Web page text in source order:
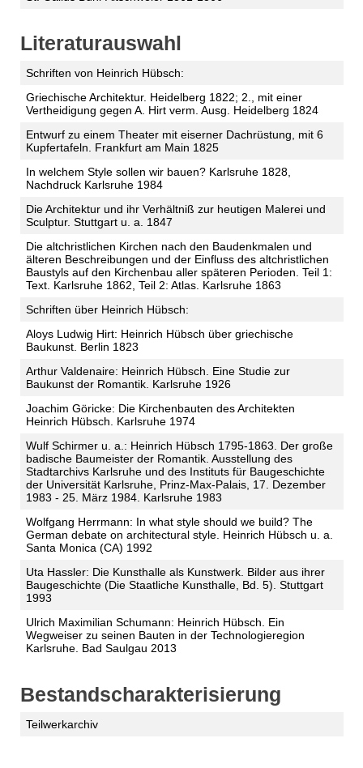
Literaturauswahl
Schriften von Heinrich Hübsch:
Griechische Architektur. Heidelberg 1822; 2., mit einer
Vertheidigung gegen A. Hirt verm. Ausg. Heidelberg 1824
Entwurf zu einem Theater mit eiserner Dachrüstung, mit 6
Kupfertafeln. Frankfurt am Main 1825
In welchem Style sollen wir bauen? Karlsruhe 1828,
Nachdruck Karlsruhe 1984
Die Architektur und ihr Verhältniß zur heutigen Malerei und
Sculptur. Stuttgart u. a. 1847
Die altchristlichen Kirchen nach den Baudenkmalen und
älteren Beschreibungen und der Einfluss des altchristlichen
Baustyls auf den Kirchenbau aller späteren Perioden. Teil 1:
Text. Karlsruhe 1862, Teil 2: Atlas. Karlsruhe 1863
Schriften über Heinrich Hübsch:
Aloys Ludwig Hirt: Heinrich Hübsch über griechische
Baukunst. Berlin 1823
Arthur Valdenaire: Heinrich Hübsch. Eine Studie zur
Baukunst der Romantik. Karlsruhe 1926
Joachim Göricke: Die Kirchenbauten des Architekten
Heinrich Hübsch. Karlsruhe 1974
Wulf Schirmer u. a.: Heinrich Hübsch 1795-1863. Der große
badische Baumeister der Romantik. Ausstellung des
Stadtarchivs Karlsruhe und des Instituts für Baugeschichte
der Universität Karlsruhe, Prinz-Max-Palais, 17. Dezember
1983 - 25. März 1984. Karlsruhe 1983
Wolfgang Herrmann: In what style should we build? The
German debate on architectural style. Heinrich Hübsch u. a.
Santa Monica (CA) 1992
Uta Hassler: Die Kunsthalle als Kunstwerk. Bilder aus ihrer
Baugeschichte (Die Staatliche Kunsthalle, Bd. 5). Stuttgart
1993
Ulrich Maximilian Schumann: Heinrich Hübsch. Ein
Wegweiser zu seinen Bauten in der Technologieregion
Karlsruhe. Bad Saulgau 2013
Bestandscharakterisierung
Teilwerkarchiv